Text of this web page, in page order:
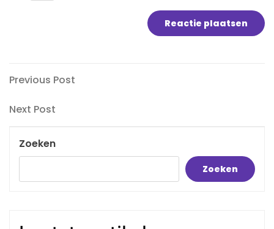
Bericht
navigatie
Previous
Previous Post
Next
Next Post
Zoeken
Zoeken